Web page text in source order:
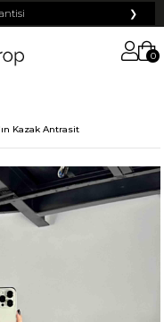
❯
0
Kazak Antrasit